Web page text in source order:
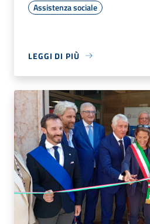
Assistenza sociale
LEGGI DI PIÙ